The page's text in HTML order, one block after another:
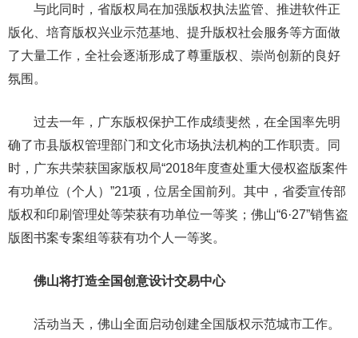
与此同时，省版权局在加强版权执法监管、推进软件正
版化、培育版权兴业示范基地、提升版权社会服务等方面做
了大量工作，全社会逐渐形成了尊重版权、崇尚创新的良好
氛围。
过去一年，广东版权保护工作成绩斐然，在全国率先明
确了市县版权管理部门和文化市场执法机构的工作职责。同
时，广东共荣获国家版权局“2018年度查处重大侵权盗版案件
有功单位（个人）”21项，位居全国前列。其中，省委宣传部
版权和印刷管理处等荣获有功单位一等奖；佛山“6·27”销售盗
版图书案专案组等获有功个人一等奖。
佛山将打造全国创意设计交易中心
活动当天，佛山全面启动创建全国版权示范城市工作。